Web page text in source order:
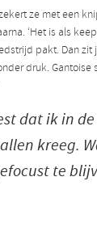
ze met een
‘Het is als
pakt. Dan zit
druk. Gantoise
dat ik in
kreeg.
te